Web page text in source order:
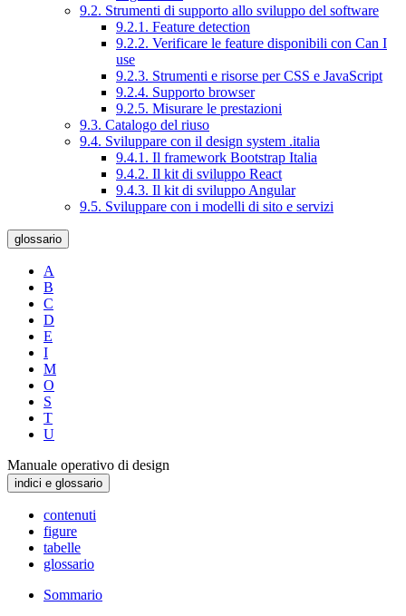
9.2. Strumenti di supporto allo sviluppo del software
9.2.1. Feature detection
9.2.2. Verificare le feature disponibili con Can I
use
9.2.3. Strumenti e risorse per CSS e JavaScript
9.2.4. Supporto browser
9.2.5. Misurare le prestazioni
9.3. Catalogo del riuso
9.4. Sviluppare con il design system .italia
9.4.1. Il framework Bootstrap Italia
9.4.2. Il kit di sviluppo React
9.4.3. Il kit di sviluppo Angular
9.5. Sviluppare con i modelli di sito e servizi
glossario
A
B
C
D
E
I
M
O
S
T
U
Manuale operativo di design
indici e glossario
contenuti
figure
tabelle
glossario
Sommario